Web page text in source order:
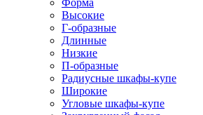
Форма
Высокие
Г-образные
Длинные
Низкие
П-образные
Радиусные шкафы-купе
Широкие
Угловые шкафы-купе